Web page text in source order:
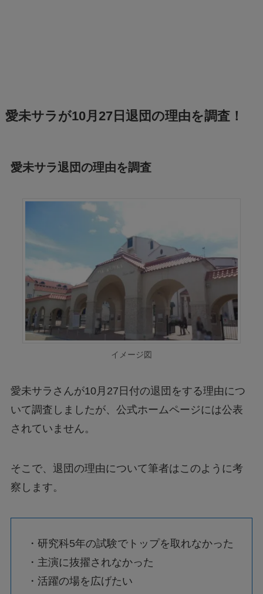
愛未サラが10月27日退団の理由を調査！
愛未サラ退団の理由を調査
イメージ図
愛未サラさんが10月27日付の退団をする理由につ
いて調査しましたが、公式ホームページには公表
されていません。
そこで、退団の理由について筆者はこのように考
察します。
・研究科5年の試験でトップを取れなかった
・主演に抜擢されなかった
・活躍の場を広げたい